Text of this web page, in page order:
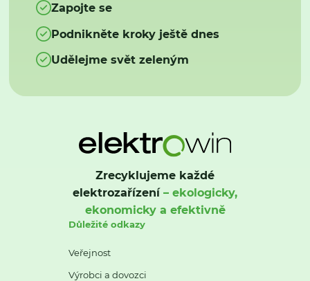
Zapojte se
Podnikněte kroky ještě dnes
Udělejme svět zeleným
Zrecyklujeme každé
elektrozařízení– ekologicky,
ekonomicky a efektivně
Důležité odkazy
Veřejnost
Výrobci a dovozci